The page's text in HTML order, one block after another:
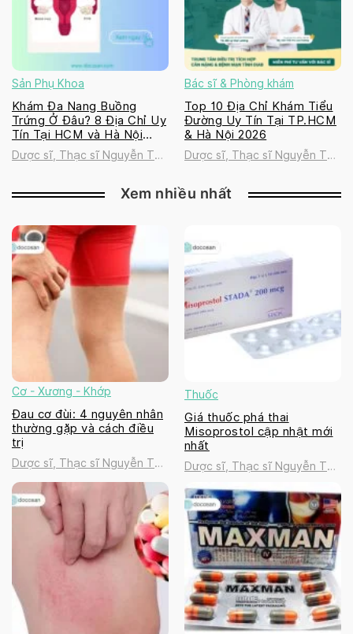
Sản Phụ Khoa
Khám Đa Nang Buồng
Trứng Ở Đâu? 8 Địa Chỉ Uy
Tín Tại HCM và Hà Nội
2026
Dược sĩ, Thạc sĩ Nguyễn Thị
Bác sĩ & Phòng khám
Top 10 Địa Chỉ Khám Tiểu
Đường Uy Tín Tại TP.HCM
& Hà Nội 2026
Dược sĩ, Thạc sĩ Nguyễn Thị
Xem nhiều nhất
Cơ - Xương - Khớp
Đau cơ đùi: 4 nguyên nhân
thường gặp và cách điều
trị
Dược sĩ, Thạc sĩ Nguyễn Thị
Thanh Tú
Thuốc
Giá thuốc phá thai
Misoprostol cập nhật mới
nhất
Dược sĩ, Thạc sĩ Nguyễn Thị